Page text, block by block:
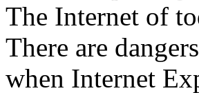
The Internet of
There are
when Internet